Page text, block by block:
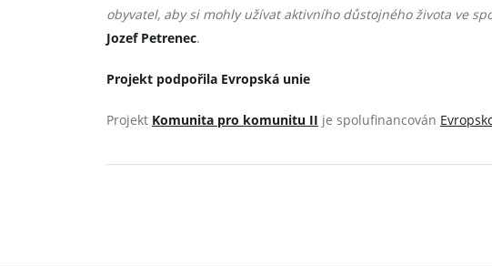
obyvatel, aby si mohly užívat aktivního důstojného života ve
Jozef Petrenec.
Projekt podpořila Evropská unie
Projekt Komunita pro komunitu II je spolufinancován